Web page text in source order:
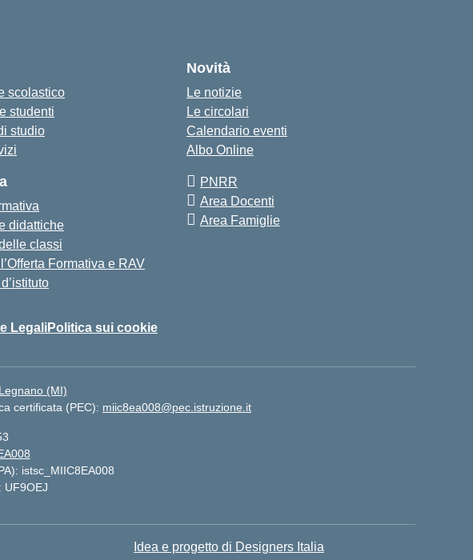
scolastico
studenti
studio
didattiche
classi
Formativa e RAV
Novità
Le notizie
Le circolari
Calendario eventi
Albo Online
PNRR
Area Docenti
Area Famiglie
LegaliPolitica sui cookie
(MI)
certificata (PEC): miic8ea008@pec.istruzione.it
istsc_MIIC8EA008
UF9OEJ
Idea e progetto di Designers Italia